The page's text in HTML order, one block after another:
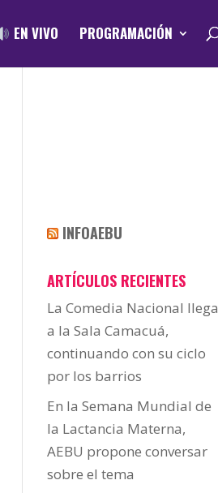
EN VIVO PROGRAMACIÓN
INFOAEBU
ARTÍCULOS RECIENTES
La Comedia Nacional llega
a la Sala Camacuá,
continuando con su ciclo
por los barrios
En la Semana Mundial de
la Lactancia Materna,
AEBU propone conversar
sobre el tema